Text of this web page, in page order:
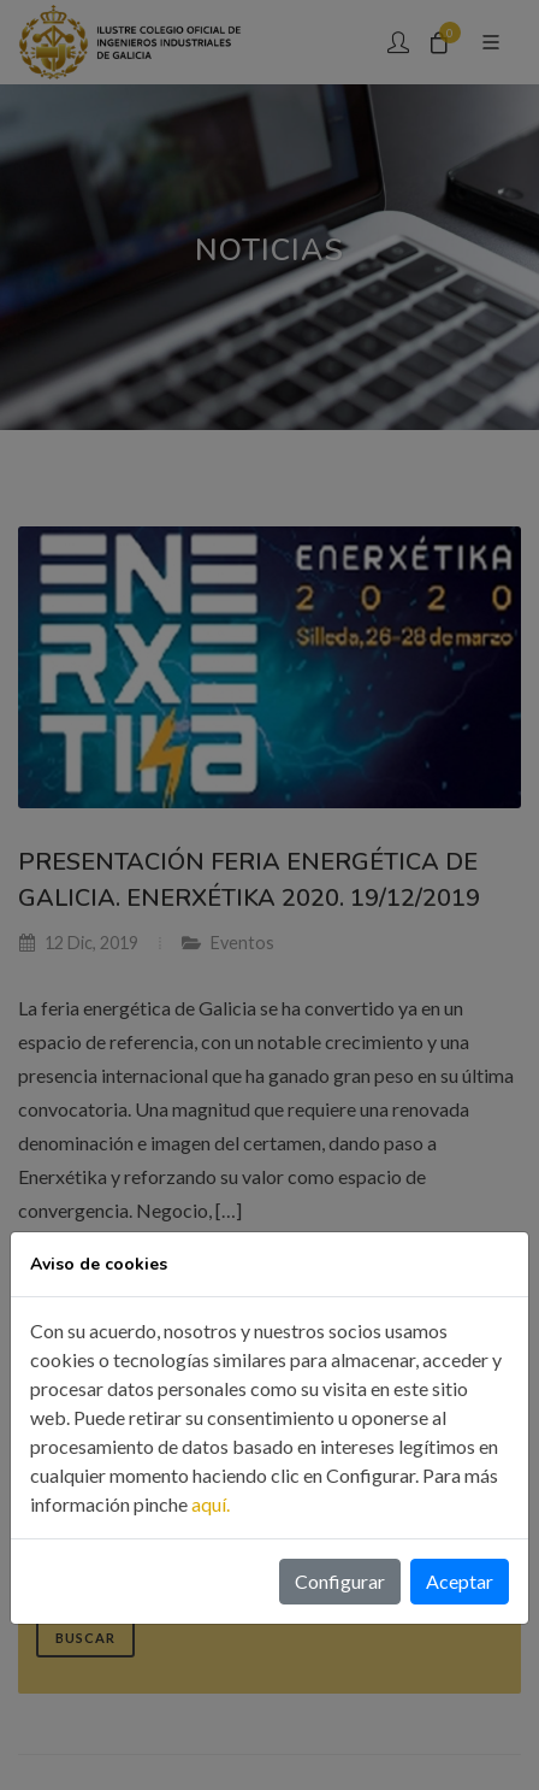
0
NOTICIAS
PRESENTACIÓN FERIA ENERGÉTICA DE
GALICIA. ENERXÉTIKA 2020. 19/12/2019
12 Dic, 2019 Eventos
La feria energética de Galicia se ha convertido ya en un
espacio de referencia, con un notable crecimiento y una
presencia internacional que ha ganado gran peso en su última
convocatoria. Una magnitud que requiere una renovada
denominación e imagen del certamen, dando paso a
Enerxétika y reforzando su valor como espacio de
convergencia. Negocio, […]
LEER MÁS
Búsqueda
BUSCAR
Aviso de cookies
Con su acuerdo, nosotros y nuestros socios usamos
cookies o tecnologías similares para almacenar, acceder y
procesar datos personales como su visita en este sitio
web. Puede retirar su consentimiento u oponerse al
procesamiento de datos basado en intereses legítimos en
cualquier momento haciendo clic en Configurar. Para más
información pincheaquí.
Configurar Aceptar